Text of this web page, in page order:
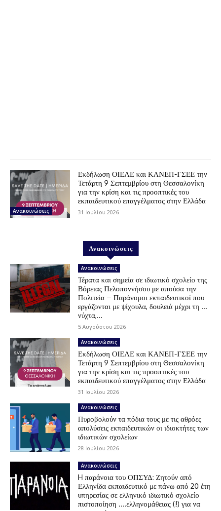
Ανακοινώσεις
Εκδήλωση ΟΙΕΛΕ και ΚΑΝΕΠ-ΓΣΕΕ την
Τετάρτη 9 Σεπτεμβρίου στη Θεσσαλονίκη
για την κρίση και τις προοπτικές του
εκπαιδευτικού επαγγέλματος στην Ελλάδα
31 Ιουλίου 2026
Ανακοινώσεις
Ανακοινώσεις
Τέρατα και σημεία σε ιδιωτικό σχολείο της
Βόρειας Πελοποννήσου με απούσα την
Πολιτεία – Παράνομοι εκπαιδευτικοί που
εργάζονται με ψίχουλα, δουλειά μέχρι τη …
νύχτα,...
5 Αυγούστου 2026
Ανακοινώσεις
Εκδήλωση ΟΙΕΛΕ και ΚΑΝΕΠ-ΓΣΕΕ την
Τετάρτη 9 Σεπτεμβρίου στη Θεσσαλονίκη
για την κρίση και τις προοπτικές του
εκπαιδευτικού επαγγέλματος στην Ελλάδα
31 Ιουλίου 2026
Ανακοινώσεις
Πυροβολούν τα πόδια τους με τις αθρόες
απολύσεις εκπαιδευτικών οι ιδιοκτήτες των
ιδιωτικών σχολείων
28 Ιουλίου 2026
Ανακοινώσεις
H παράνοια του ΟΠΣΥΔ: Ζητούν από
Ελληνίδα εκπαιδευτικό με πάνω από 20 έτη
υπηρεσίας σε ελληνικό ιδιωτικό σχολείο
πιστοποίηση ….ελληνομάθειας (!) για να